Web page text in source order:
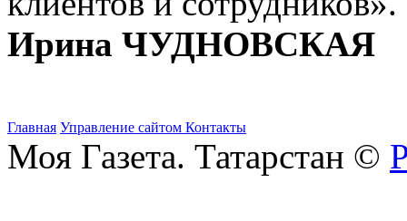
Ирина ЧУДНОВСКАЯ
Главная Управление сайтом Контакты
Моя Газета. Татарстан ©